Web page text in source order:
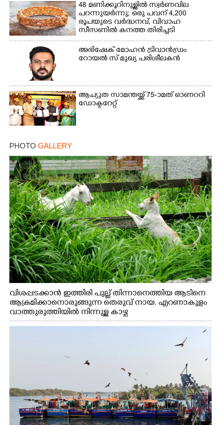
48 മണിക്കൂറിനുള്ളിൽ സ്വർണവില
പറന്നുയർന്നു; ഒരു പവന് 4,200
രൂപയുടെ വർദ്ധനവ്, വിവാഹ
സീസണിൽ കനത്ത തിരിച്ചടി
അഭിഷേക് മോഹൻ ട്രിവാൻഡ്രം
റോയൽ സ് മുഖ്യ പരിശീലകൻ
ആച്യുത സാമന്തയ്ക്ക് 75-ാമത് ഓണററി
ഡോക്ടറേറ്റ്
PHOTO GALLERY
വിശപ്പടക്കാൻ ഇത്തിരി പുല്ല് തിന്നാനെത്തിയ ആടിനെ
ആക്രമിക്കാനൊരുങ്ങുന്ന തെരുവ് നായ. എറണാകുളം
വാത്തുരുത്തിയിൽ നിന്നുള്ള കാഴ്ച